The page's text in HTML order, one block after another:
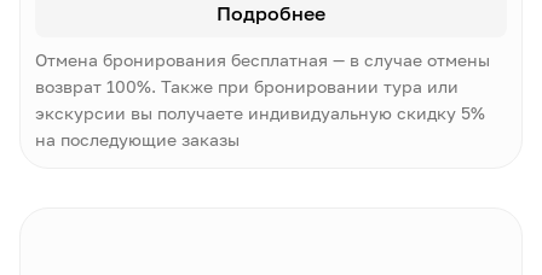
Подробнее
Отмена бронирования бесплатная — в случае отмены
возврат 100%. Также при бронировании тура или
экскурсии вы получаете индивидуальную скидку 5%
на последующие заказы